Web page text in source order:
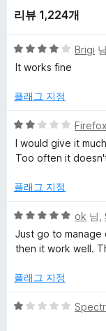
e
b
C
l
i
p
p
e
r
에
에
점
리뷰 1,224개
5
점
점
4
점
Brigi
It works fine
플래그 지정
5
점
만
에
점
I would give it
Too often it
플래그 지정
5
점
만
에
점
ok 님,
Just go to
then it work well.
플래그 지정
5